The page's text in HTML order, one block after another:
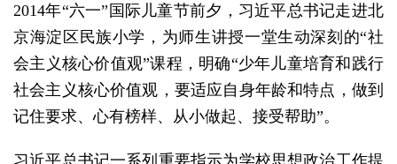
2014年“六一”国际儿童节前夕，习近平总书记走进北
京海淀区民族小学，为师生讲授一堂生动深刻的“社
会主义核心价值观”课程，明确“少年儿童培育和践行
社会主义核心价值观，要适应自身年龄和特点，做到
记住要求、心有榜样、从小做起、接受帮助”。